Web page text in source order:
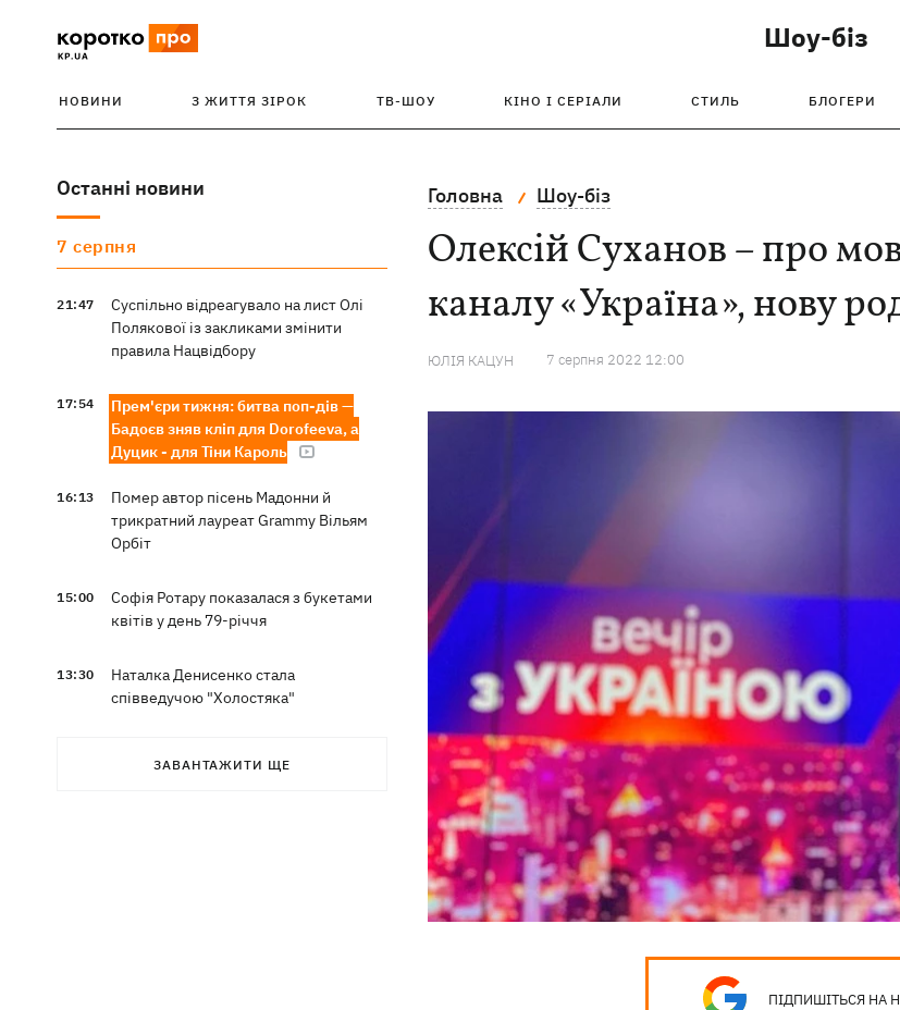
Шоу-біз
НОВИНИ З ЖИТТЯ ЗІРОК ТВ-ШОУ КІНО І СЕРІАЛИ СТИЛЬ БЛОГЕРИ
Останні новини
7 серпня
21:47
Суспільно відреагувало на лист Олі
Полякової із закликами змінити
правила Нацвідбору
17:54
Прем'єри тижня: битва поп-дів —
Бадоєв зняв кліп для Dorofeeva, а
Дуцик - для Тіни Кароль
16:13
Помер автор пісень Мадонни й
трикратний лауреат Grammy Вільям
Орбіт
15:00
Софія Ротару показалася з букетами
квітів у день 79-річчя
13:30
Наталка Денисенко стала
співведучою "Холостяка"
тренеркою дорослого "Голосу"
ЗАВАНТАЖИТИ ЩЕ
Головна Шоу-біз
Олексій Суханов – про
каналу «Україна», нову
ЮЛІЯ КАЦУН 7 серпня 2022 12:00
ПІДПИШІТЬСЯ НА